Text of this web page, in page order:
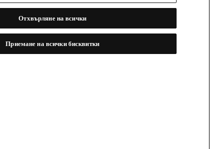
Отхвърляне на всички
Приемане на всички бисквитки